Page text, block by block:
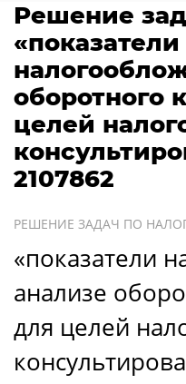
Решение
«показатели
оборотного
целей
2107862
РЕШЕНИЕ ЗАДАЧ ПО
«показатели
анализе
для целей